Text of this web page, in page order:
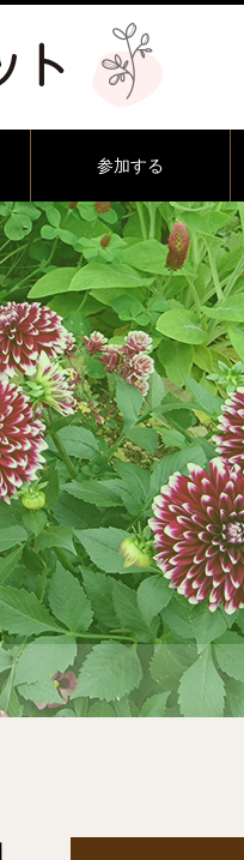
参加する